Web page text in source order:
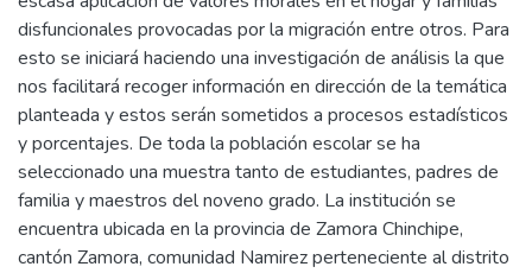
disfuncionales provocadas por la migración entre otros. Para
esto se iniciará haciendo una investigación de análisis la que
nos facilitará recoger información en dirección de la temática
planteada y estos serán sometidos a procesos estadísticos
y porcentajes. De toda la población escolar se ha
seleccionado una muestra tanto de estudiantes, padres de
familia y maestros del noveno grado. La institución se
encuentra ubicada en la provincia de Zamora Chinchipe,
cantón Zamora, comunidad Namirez perteneciente al distrito